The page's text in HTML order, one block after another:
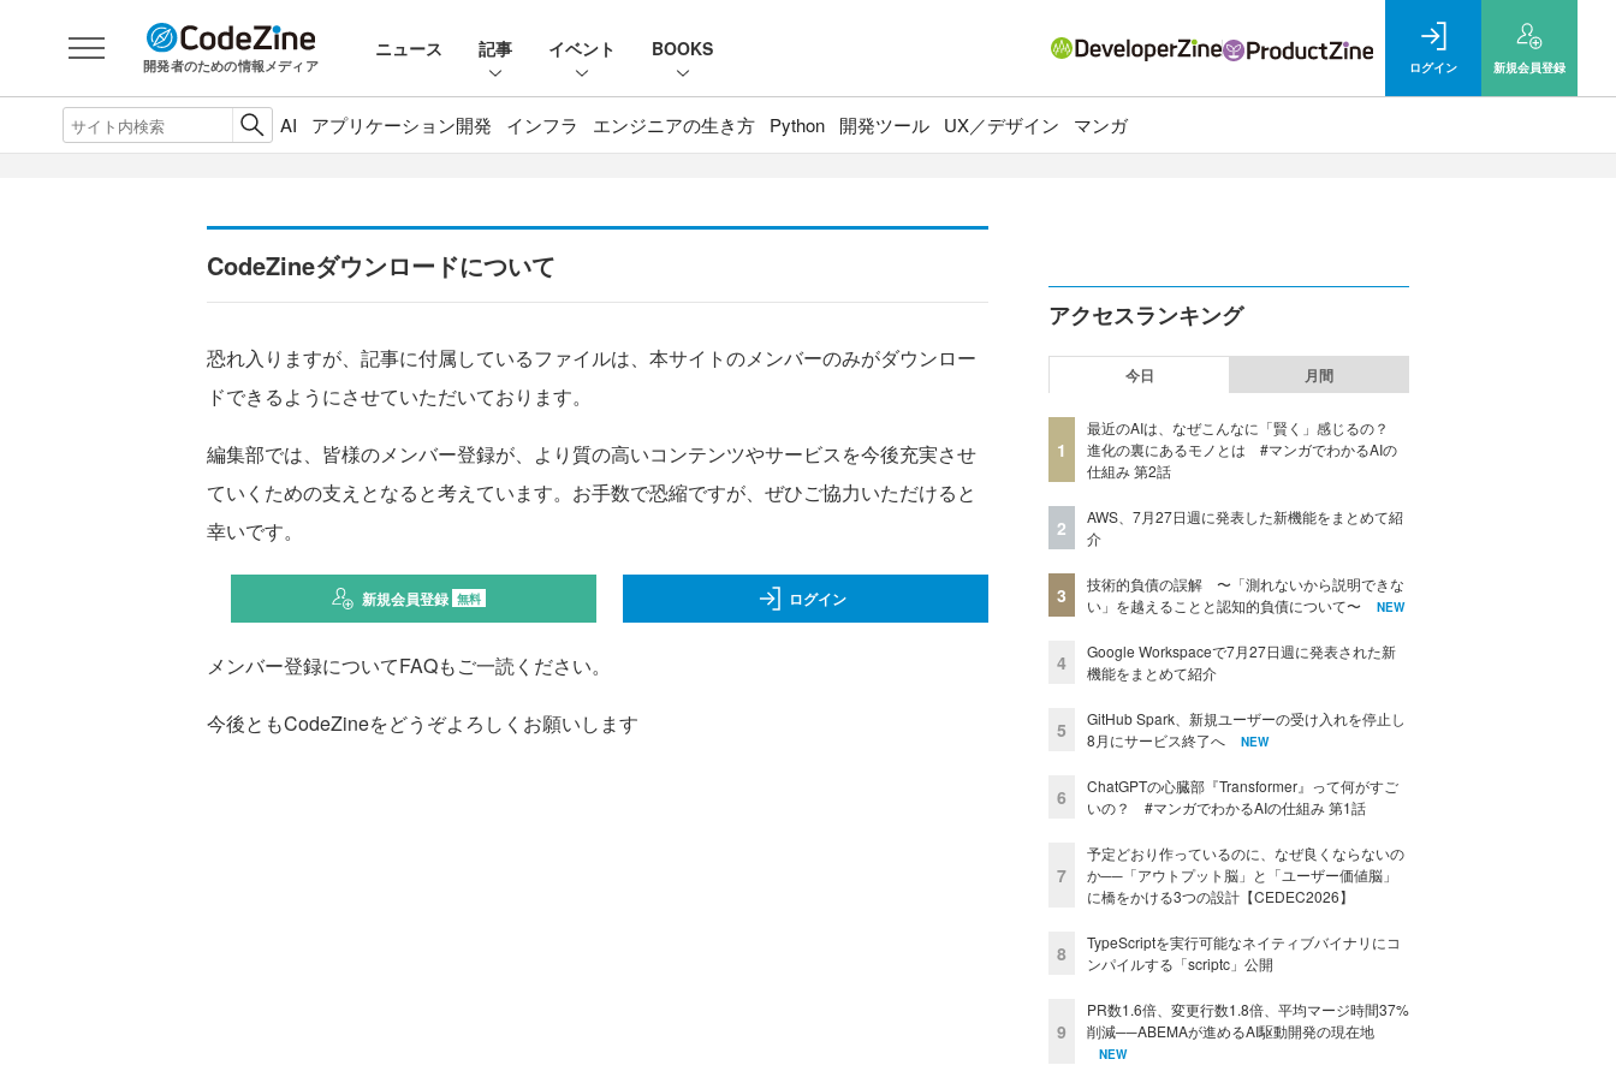
開発者のための情報メディア
ニュース 記事 イベント BOOKS
ログイン 新規会員登録
AI アプリケーション開発 インフラ エンジニアの生き方 Python 開発ツール UX／デザイン マンガ
CodeZineダウンロードについて
恐れ入りますが、記事に付属しているファイルは、本サイトのメンバーのみがダウンロー
ドできるようにさせていただいております。
編集部では、皆様のメンバー登録が、より質の高いコンテンツやサービスを今後充実させ
ていくための支えとなると考えています。お手数で恐縮ですが、ぜひご協力いただけると
幸いです。
新規会員登録 無料 ログイン
メンバー登録についてFAQもご一読ください。
今後ともCodeZineをどうぞよろしくお願いします
アクセスランキング
今日 月間
1
最近のAIは、なぜこんなに「賢く」感じるの？
進化の裏にあるモノとは #マンガでわかるAIの
仕組み 第2話
2
AWS、7月27日週に発表した新機能をまとめて紹
介
3
技術的負債の誤解 〜「測れないから説明できな
い」を越えることと認知的負債について〜
NEW
4
Google Workspaceで7月27日週に発表された新
機能をまとめて紹介
5
GitHub Spark、新規ユーザーの受け入れを停止し
8月にサービス終了へ
NEW
6
ChatGPTの心臓部『Transformer』って何がすご
いの？ #マンガでわかるAIの仕組み 第1話
7
予定どおり作っているのに、なぜ良くならないの
か──「アウトプット脳」と「ユーザー価値脳」
に橋をかける3つの設計【CEDEC2026】
8
TypeScriptを実行可能なネイティブバイナリにコ
ンパイルする「scriptc」公開
9
PR数1.6倍、変更行数1.8倍、平均マージ時間37%
削減──ABEMAが進めるAI駆動開発の現在地
NEW